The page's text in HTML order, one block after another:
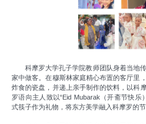
科摩罗大学孔子学院教师团队身着当地
家中做客。在穆斯林家庭精心布置的客厅里
炸食的瓷盘，并递上亲手制作的饮料，以科
罗语向主人致以“Eid Mubarak（开斋节快
式筷子作为礼物，将东方美学融入科摩罗的节